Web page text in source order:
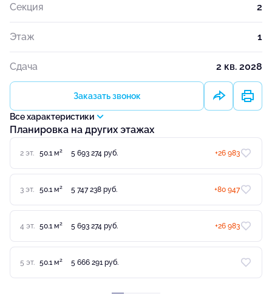
Секция 2
Этаж 1
Сдача 2 кв. 2028
Заказать звонок
Все характеристики
Планировка на других этажах
2 эт. 50.1 м2 5 693 274 руб. +26 983
3 эт. 50.1 м2 5 747 238 руб. +80 947
4 эт. 50.1 м2 5 693 274 руб. +26 983
5 эт. 50.1 м2 5 666 291 руб.